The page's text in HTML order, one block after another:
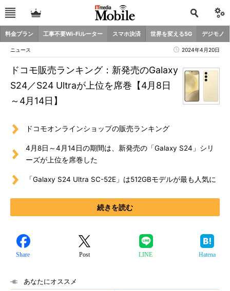
料金プラン 工事不要Wi-Fiルーター スマホ決済 世界を変える5G デジモノ
ニュース 2024年4月20日
ドコモ販売ランキング：新発売のGalaxy
S24／S24 Ultraが上位を席巻【4月8日
～4月14日】
ドコモオンラインショップの販売ランキング
4月8日～4月14日の期間は、新発売の「Galaxy S24」シリ
ーズが上位を席巻した
「Galaxy S24 Ultra SC-52E」は512GBモデルが最も人気に
続きを読む
Share Post LINE Hatena
あなたにオススメ